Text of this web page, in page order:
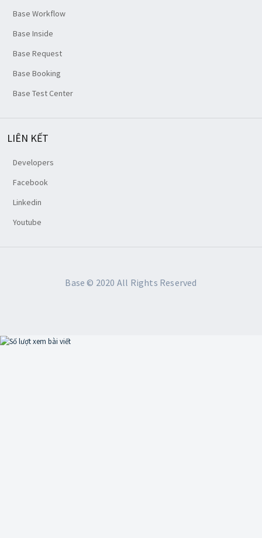
Base Workflow
Base Inside
Base Request
Base Booking
Base Test Center
LIÊN KẾT
Developers
Facebook
Linkedin
Youtube
Base © 2020 All Rights Reserved